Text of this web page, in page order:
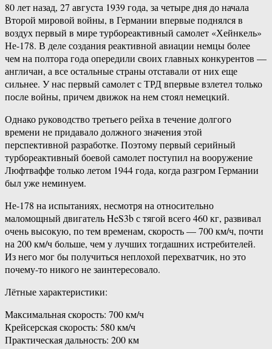
80 лет назад, 27 августа 1939 года, за четыре дня до начала
Второй мировой войны, в Германии впервые поднялся в
воздух первый в мире турбореактивный самолет «Хейнкель»
Не-178. В деле создания реактивной авиации немцы более
чем на полтора года опередили своих главных конкурентов —
англичан, а все остальные страны отставали от них еще
сильнее. У нас первый самолет с ТРД впервые взлетел только
после войны, причем движок на нем стоял немецкий.
Однако руководство третьего рейха в течение долгого
времени не придавало должного значения этой
перспективной разработке. Поэтому первый серийный
турбореактивный боевой самолет поступил на вооружение
Люфтваффе только летом 1944 года, когда разгром Германии
был уже неминуем.
Не-178 на испытаниях, несмотря на относительно
маломощный двигатель HeS3b с тягой всего 460 кг, развивал
очень высокую, по тем временам, скорость — 700 км/ч, почти
на 200 км/ч больше, чем у лучших тогдашних истребителей.
Из него мог бы получиться неплохой перехватчик, но это
почему-то никого не заинтересовало.
Лётные характеристики:
Максимальная скорость: 700 км/ч
Крейсерская скорость: 580 км/ч
Практическая дальность: 200 км